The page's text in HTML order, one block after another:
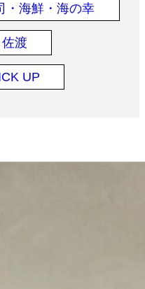
・海鮮・海の幸
渡
UP